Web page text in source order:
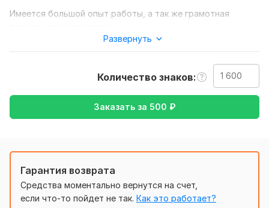
Имеется большой опыт работы, а так же грамотная
Качественно выполню работу. Соответствие качества и
Чтобы выполнить ваш заказ, мне потребуется от вас
текст ( желательно в формате документа ), а так же
желаемый перевод ( с русского на английский или
Тематика: Красота и мода,Культура и искусство,Семья,
дети,
Язык перевода:
с Русского на Английский
Развернуть
Количество знаков
Заказать за 500 ₽
Гарантия возврата
Средства моментально вернутся на счет,
если что-то пойдет не так. Как это работает?